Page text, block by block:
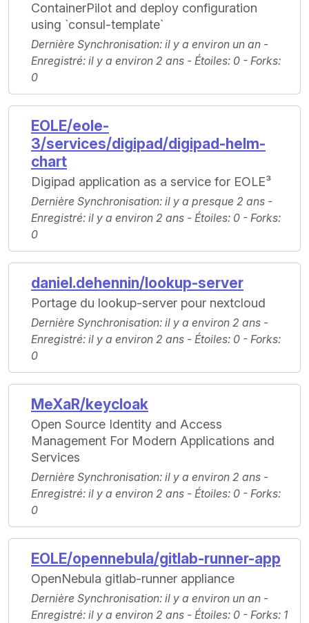
ContainerPilot and deploy configuration
using `consul-template`
Dernière Synchronisation: il y a environ un an -
Enregistré: il y a environ 2 ans - Étoiles: 0 - Forks:
0
EOLE/eole-
3/services/digipad/digipad-helm-
chart
Digipad application as a service for EOLE³
Dernière Synchronisation: il y a presque 2 ans -
Enregistré: il y a environ 2 ans - Étoiles: 0 - Forks:
0
daniel.dehennin/lookup-server
Portage du lookup-server pour nextcloud
Dernière Synchronisation: il y a environ 2 ans -
Enregistré: il y a environ 2 ans - Étoiles: 0 - Forks:
0
MeXaR/keycloak
Open Source Identity and Access
Management For Modern Applications and
Services
Dernière Synchronisation: il y a environ 2 ans -
Enregistré: il y a environ 2 ans - Étoiles: 0 - Forks:
0
EOLE/opennebula/gitlab-runner-app
OpenNebula gitlab-runner appliance
Dernière Synchronisation: il y a environ un an -
Enregistré: il y a environ 2 ans - Étoiles: 0 - Forks: 1